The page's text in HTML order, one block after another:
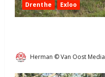
Drenthe
Exloo
Herman © Van Oost Media